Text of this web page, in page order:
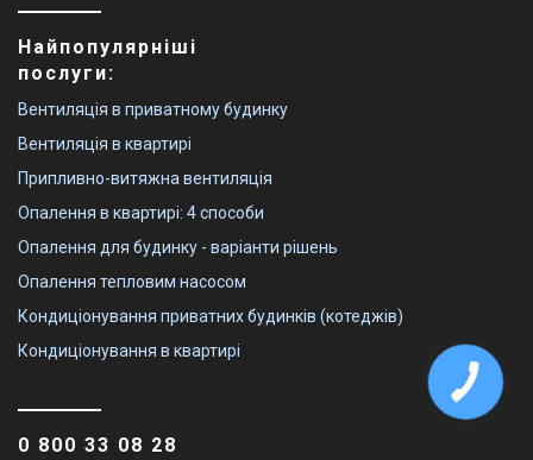
Найпопулярніші
послуги:
Вентиляція в приватному будинку
Вентиляція в квартирі
Припливно-витяжна вентиляція
Опалення в квартирі: 4 способи
Опалення для будинку - варіанти рішень
Опалення тепловим насосом
Кондиціонування приватних будинків (котеджів)
Кондиціонування в квартирі
0 800 33 08 28